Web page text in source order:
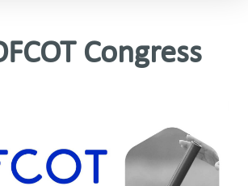
Congress